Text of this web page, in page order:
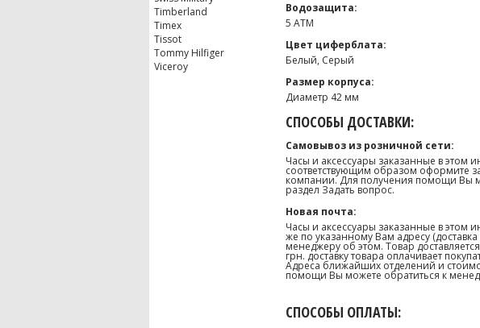
Timberland
Timex
Tissot
Tommy Hilfiger
Viceroy
Водозащита:
5 ATM
Цвет циферблата:
Белый, Серый
Размер корпуса:
Диаметр 42 мм
СПОСОБЫ ДОСТАВКИ:
Самовывоз из розничной сети:
Часы и аксессуары заказанные в этом
соответствующим образом оформите
компании. Для получения помощи Вы
раздел Задать вопрос.
Новая почта:
Часы и аксессуары заказанные в
же по указанному Вам адресу
менеджеру об этом. Товар
грн. доставку товара оплачивает
Адреса ближайших отделений и
помощи Вы можете обратиться к
СПОСОБЫ ОПЛАТЫ: